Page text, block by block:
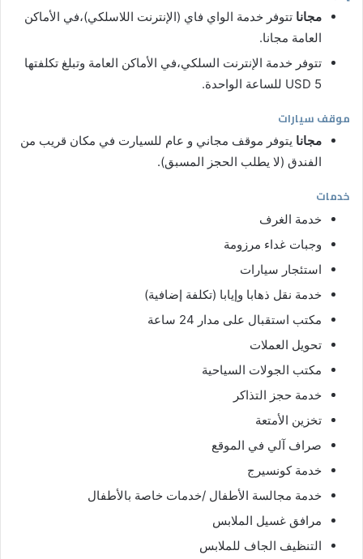
مجانا تتوفر خدمة الواي فاي (الإنترنت اللاسلكي)،في الأماكن
العامة مجانا.
تتوفر خدمة الإنترنت السلكي،في الأماكن العامة وتبلغ تكلفتها
USD 5 للساعة الواحدة.
موقف سيارات
مجانا يتوفر موقف مجاني و عام للسيارت في مكان قريب من
الفندق (لا يطلب الحجز المسبق).
خدمات
خدمة الغرف
وجبات غداء مرزومة
استئجار سيارات
خدمة نقل ذهابا وإيابا (تكلفة إضافية)
مكتب استقبال على مدار 24 ساعة
تحويل العملات
مكتب الجولات السياحية
خدمة حجز التذاكر
تخزين الأمتعة
صراف آلي في الموقع
خدمة كونسيرج
خدمة مجالسة الأطفال /خدمات خاصة بالأطفال
مرافق غسيل الملابس
التنظيف الجاف للملابس